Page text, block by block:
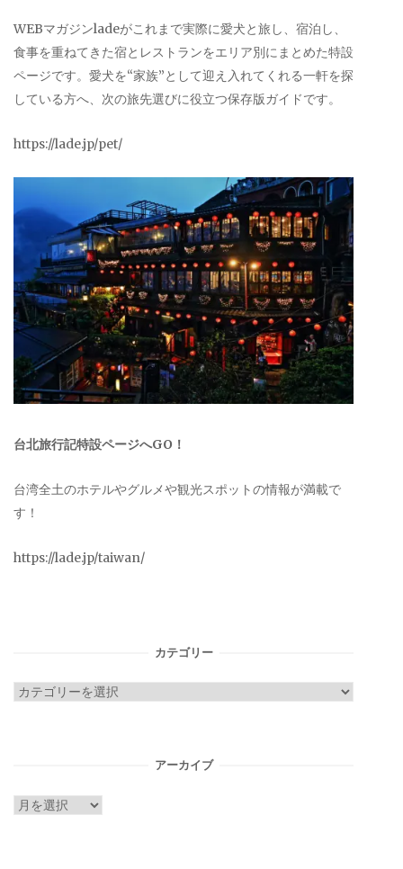
WEBマガジンladeがこれまで実際に愛犬と旅し、宿泊し、
食事を重ねてきた宿とレストランをエリア別にまとめた特設
ページです。愛犬を“家族”として迎え入れてくれる一軒を探
している方へ、次の旅先選びに役立つ保存版ガイドです。
https://lade.jp/pet/
台北旅行記特設ページへGO！
台湾全土のホテルやグルメや観光スポットの情報が満載で
す！
https://lade.jp/taiwan/
カテゴリー
カ
アーカイブ
ア